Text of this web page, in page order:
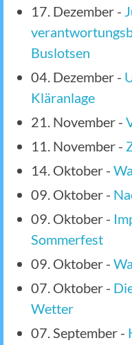
17. Dezember -
Buslotsen
04. Dezember -
Kläranlage
21. November -
11. November -
14. Oktober -
09. Oktober -
09. Oktober -
Sommerfest
09. Oktober -
07. Oktober -
Wetter
07. September -